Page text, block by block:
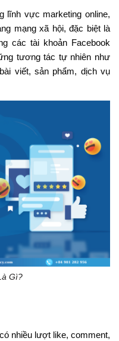
lĩnh vực marketing online,
mạng xã hội, đặc biệt là
các tài khoản Facebook
tương tác tự nhiên như
viết, sản phẩm, dịch vụ
Gì?
nhiều lượt like, comment,